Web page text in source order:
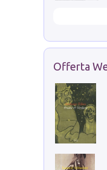
Offerta